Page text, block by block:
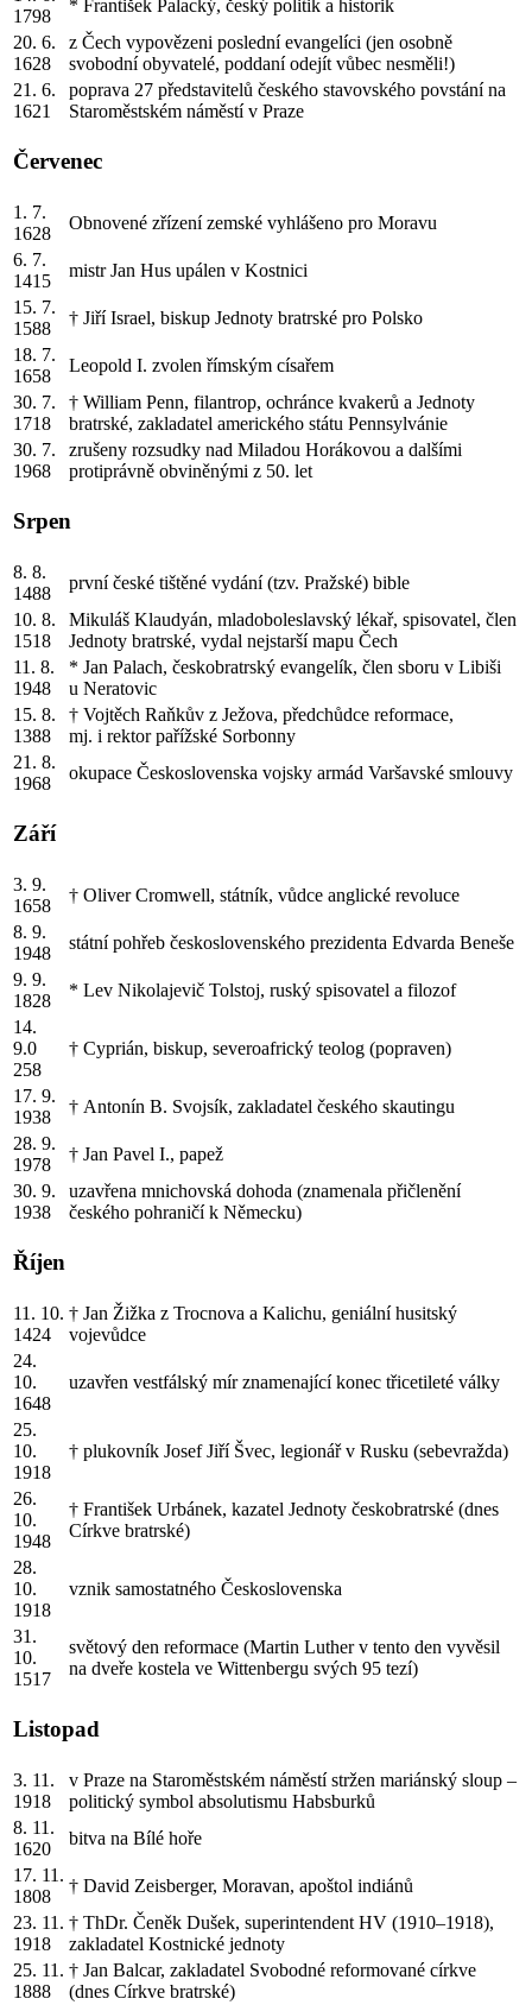
1798
* František Palacký, český politik a historik
20. 6.
1628
z Čech vypovězeni poslední evangelíci (jen osobně
svobodní obyvatelé, poddaní odejít vůbec nesměli!)
21. 6.
1621
poprava 27 představitelů českého stavovského povstání na
Staroměstském náměstí v Praze
Červenec
1. 7.
1628
Obnovené zřízení zemské vyhlášeno pro Moravu
6. 7.
1415
mistr Jan Hus upálen v Kostnici
15. 7.
1588
† Jiří Israel, biskup Jednoty bratrské pro Polsko
18. 7.
1658
Leopold I. zvolen římským císařem
30. 7.
1718
† William Penn, filantrop, ochránce kvakerů a Jednoty
bratrské, zakladatel amerického státu Pennsylvánie
30. 7.
1968
zrušeny rozsudky nad Miladou Horákovou a dalšími
protiprávně obviněnými z 50. let
Srpen
8. 8.
1488
první české tištěné vydání (tzv. Pražské) bible
10. 8.
1518
Mikuláš Klaudyán, mladoboleslavský lékař, spisovatel, člen
Jednoty bratrské, vydal nejstarší mapu Čech
11. 8.
1948
* Jan Palach, českobratrský evangelík, člen sboru v Libiši
u Neratovic
15. 8.
1388
† Vojtěch Raňkův z Ježova, předchůdce reformace,
mj. i rektor pařížské Sorbonny
21. 8.
1968
okupace Československa vojsky armád Varšavské smlouvy
Září
3. 9.
1658
† Oliver Cromwell, státník, vůdce anglické revoluce
8. 9.
1948
státní pohřeb československého prezidenta Edvarda Beneše
9. 9.
1828
* Lev Nikolajevič Tolstoj, ruský spisovatel a filozof
14.
9.0
258
† Cyprián, biskup, severoafrický teolog (popraven)
17. 9.
1938
† Antonín B. Svojsík, zakladatel českého skautingu
28. 9.
1978
† Jan Pavel I., papež
30. 9.
1938
uzavřena mnichovská dohoda (znamenala přičlenění
českého pohraničí k Německu)
Říjen
11. 10.
1424
† Jan Žižka z Trocnova a Kalichu, geniální husitský
vojevůdce
24.
10.
1648
uzavřen vestfálský mír znamenající konec třicetileté války
25.
10.
1918
† plukovník Josef Jiří Švec, legionář v Rusku (sebevražda)
26.
10.
1948
† František Urbánek, kazatel Jednoty českobratrské (dnes
Církve bratrské)
28.
10.
1918
vznik samostatného Československa
31.
10.
1517
světový den reformace (Martin Luther v tento den vyvěsil
na dveře kostela ve Wittenbergu svých 95 tezí)
Listopad
3. 11.
1918
v Praze na Staroměstském náměstí stržen mariánský sloup –
politický symbol absolutismu Habsburků
8. 11.
1620
bitva na Bílé hoře
17. 11.
1808
† David Zeisberger, Moravan, apoštol indiánů
23. 11.
1918
† ThDr. Čeněk Dušek, superintendent HV (1910–1918),
zakladatel Kostnické jednoty
25. 11.
1888
† Jan Balcar, zakladatel Svobodné reformované církve
(dnes Církve bratrské)